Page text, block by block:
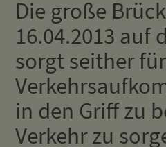
Die große
16.04.2013 auf
sorgt seither
in den Griff zu
Verkehr zu